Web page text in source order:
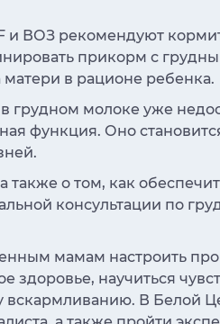
и ВОЗ рекомендуют
прикорм с
в рационе ребенка.
грудном молоке уже
функция. Оно
также о том, как
консультации по
мамам настроить
здоровье, научиться
вскармливанию. В Белой